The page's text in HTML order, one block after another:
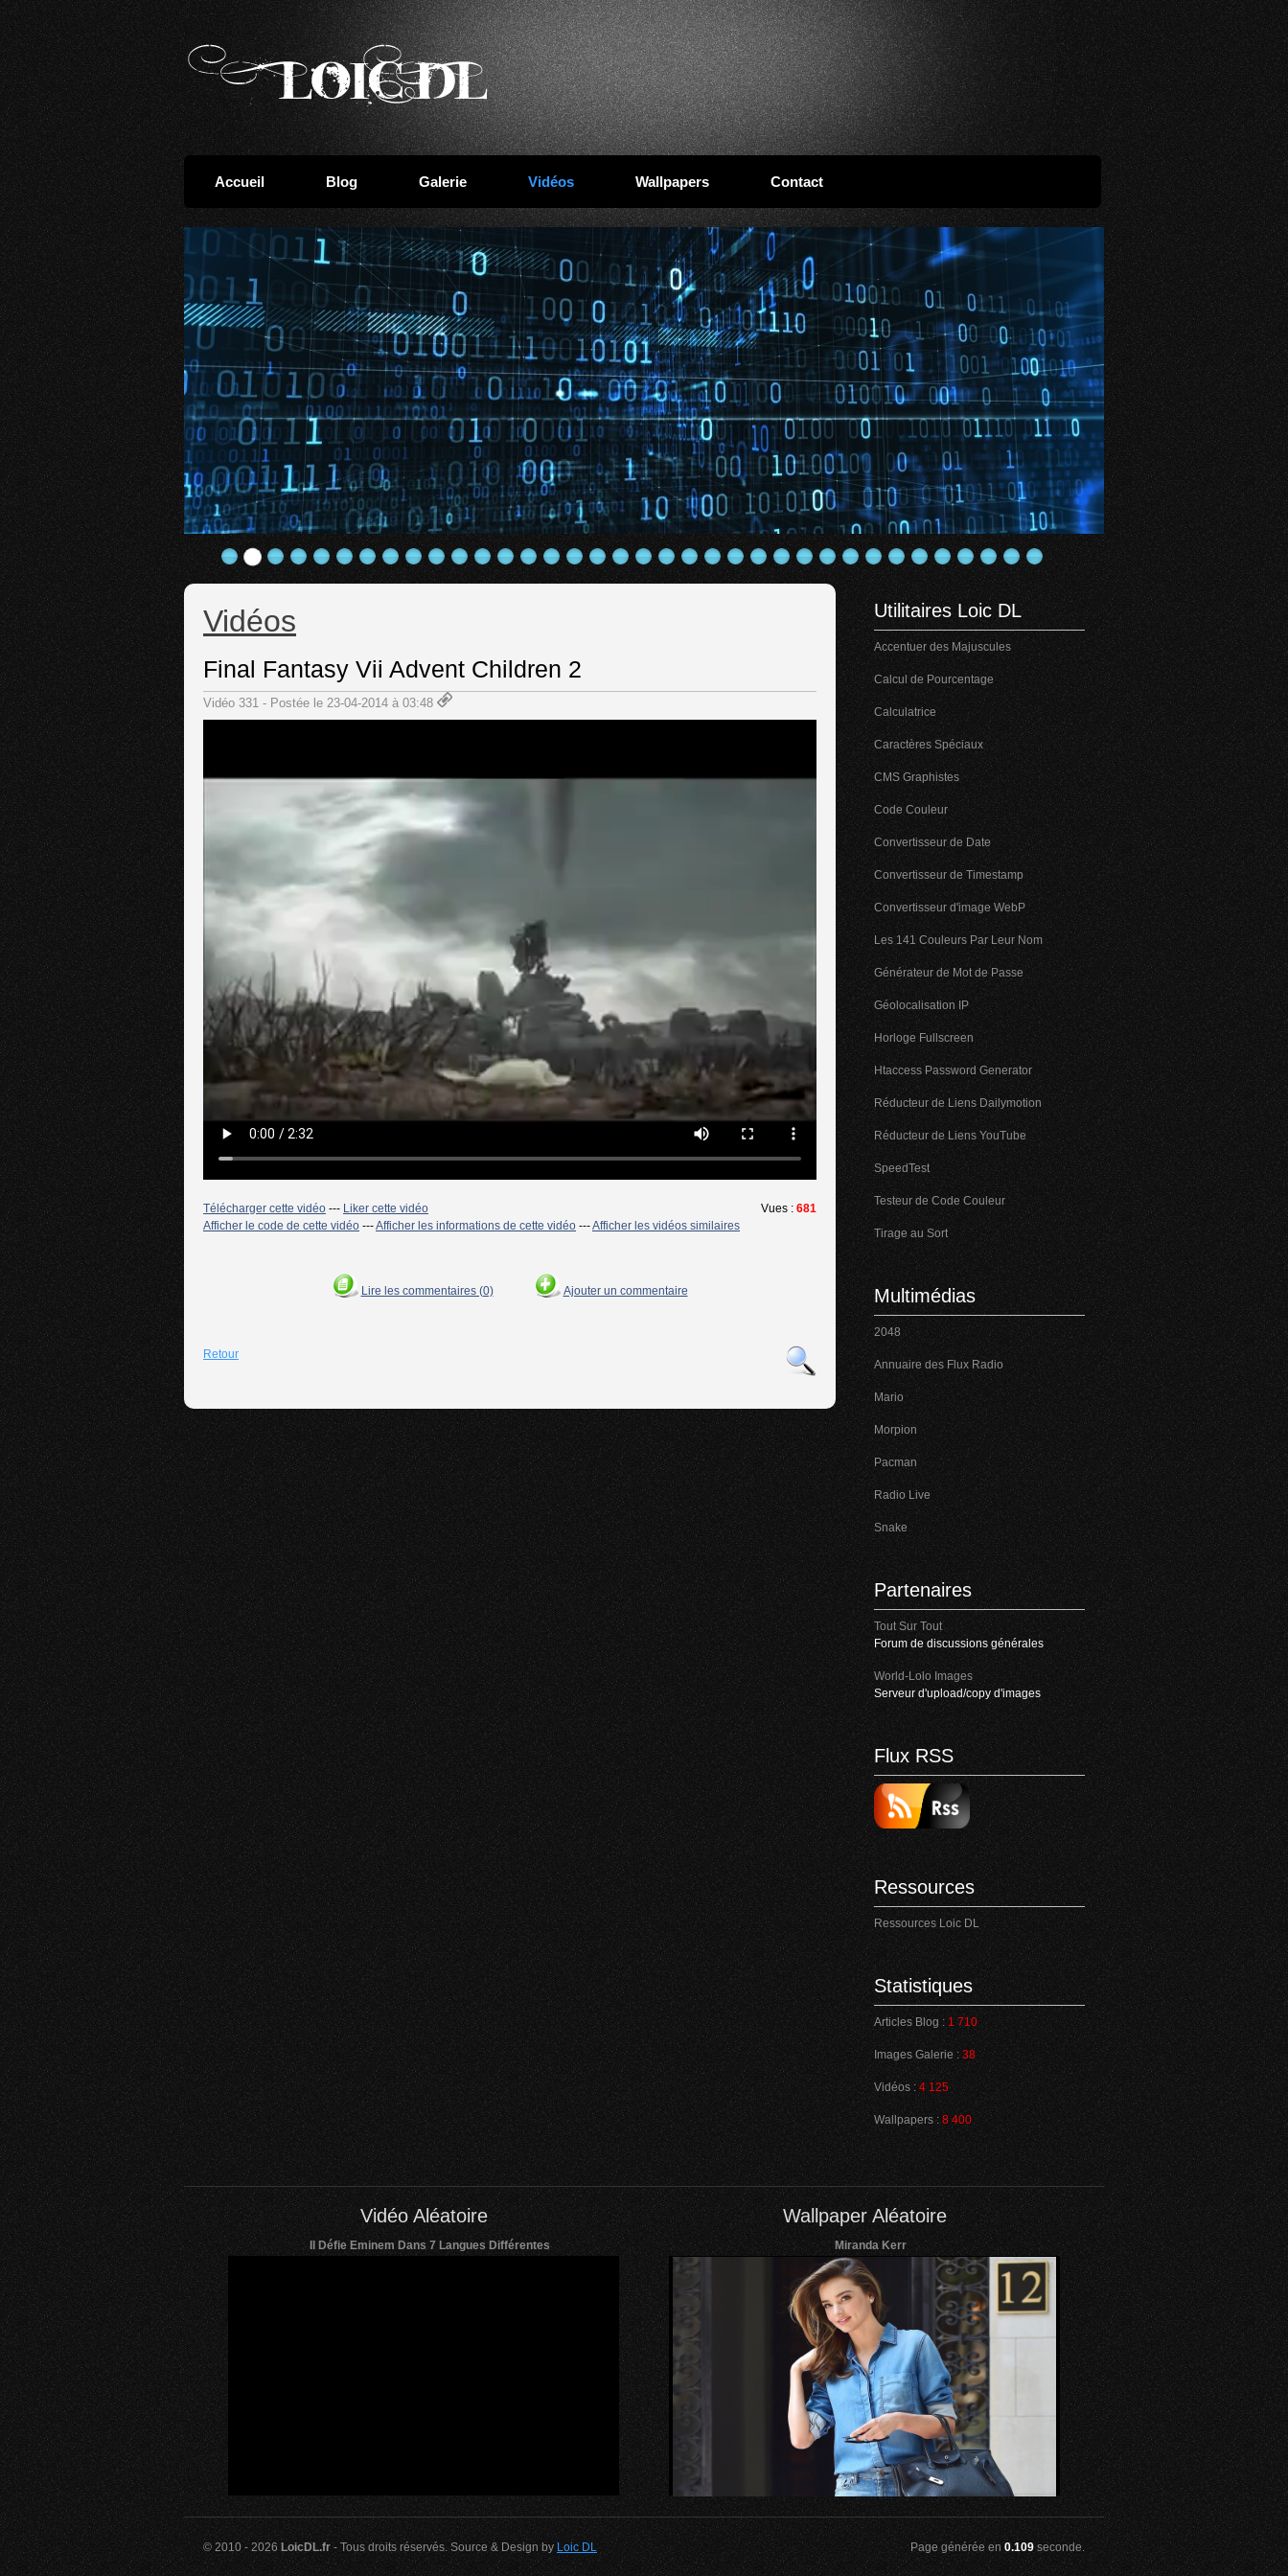
Accueil Blog Galerie Vidéos Wallpapers Contact
Vidéos
Final Fantasy Vii Advent Children 2
Vidéo 331 - Postée le 23-04-2014 à 03:48
Télécharger cette vidéo --- Liker cette vidéo Vues : 681
Afficher le code de cette vidéo ---Afficher les informations de cette vidéo ---Afficher les vidéos similaires
Lire les commentaires (0) Ajouter un commentaire
Retour
Utilitaires Loic DL
Accentuer des Majuscules
Calcul de Pourcentage
Calculatrice
Caractères Spéciaux
CMS Graphistes
Code Couleur
Convertisseur de Date
Convertisseur de Timestamp
Convertisseur d'image WebP
Les 141 Couleurs Par Leur Nom
Générateur de Mot de Passe
Géolocalisation IP
Horloge Fullscreen
Htaccess Password Generator
Réducteur de Liens Dailymotion
Réducteur de Liens YouTube
SpeedTest
Testeur de Code Couleur
Tirage au Sort
Multimédias
2048
Annuaire des Flux Radio
Mario
Morpion
Pacman
Radio Live
Snake
Partenaires
Tout Sur Tout
Forum de discussions générales
World-Lolo Images
Serveur d'upload/copy d'images
Flux RSS
Ressources
Ressources Loic DL
Statistiques
Articles Blog : 1 710
Images Galerie : 38
Vidéos : 4 125
Wallpapers :8 400
Vidéo Aléatoire
Il Défie Eminem Dans 7 Langues Différentes
Wallpaper Aléatoire
Miranda Kerr
© 2010 - 2026LoicDL.fr - Tous droits réservés. Source & Design by Loic DL Page générée en 0.109 seconde.